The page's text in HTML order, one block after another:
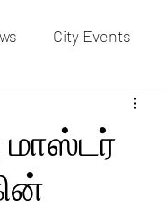
City Events
actors gallery
மாஸ்டர்